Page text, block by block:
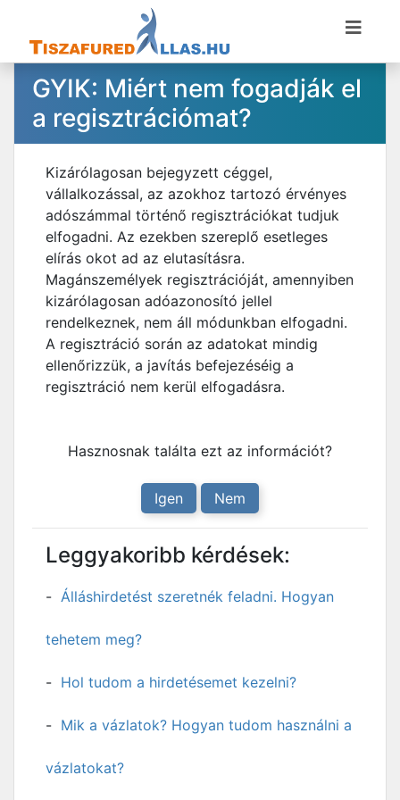
GYIK: Miért nem fogadják el
a regisztrációmat?
Kizárólagosan bejegyzett céggel,
vállalkozással, az azokhoz tartozó érvényes
adószámmal történő regisztrációkat tudjuk
elfogadni. Az ezekben szereplő esetleges
elírás okot ad az elutasításra.
Magánszemélyek regisztrációját, amennyiben
kizárólagosan adóazonosító jellel
rendelkeznek, nem áll módunkban elfogadni.
A regisztráció során az adatokat mindig
ellenőrizzük, a javítás befejezéséig a
regisztráció nem kerül elfogadásra.
Hasznosnak találta ezt az információt?
Igen Nem
Leggyakoribb kérdések:
Álláshirdetést szeretnék feladni. Hogyan
tehetem meg?
Hol tudom a hirdetésemet kezelni?
Mik a vázlatok? Hogyan tudom használni a
vázlatokat?